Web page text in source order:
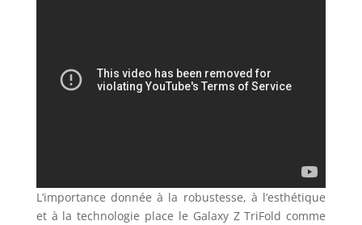
L’importance donnée à la robustesse, à l’esthétique
et à la technologie place le Galaxy Z TriFold comme